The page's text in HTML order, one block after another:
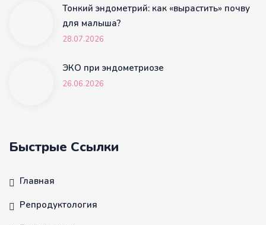
Тонкий эндометрий: как «вырастить» почву
для малыша?
28.07.2026
ЭКО при эндометриозе
26.06.2026
Быстрые Ссылки
Главная
Репродуктология